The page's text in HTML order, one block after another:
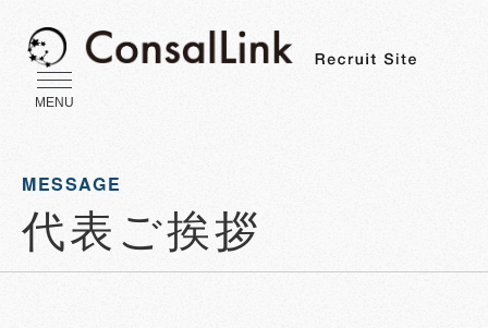
MENU
MESSAGE
代表ご挨拶